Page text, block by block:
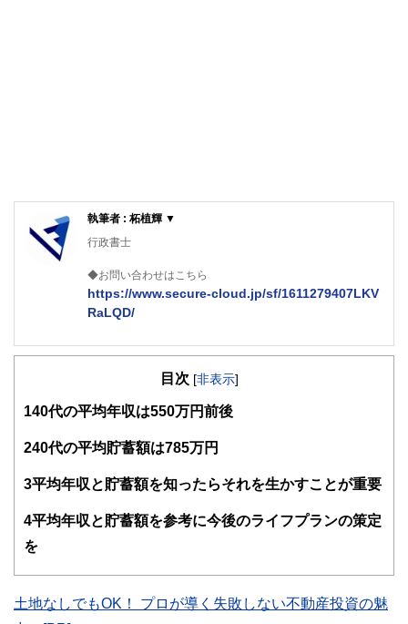
執筆者 : 柘植輝 ▼
行政書士
◆お問い合わせはこちら
https://www.secure-cloud.jp/sf/1611279407LKV
RaLQD/
２級ファイナンシャルプランナー
活かして活動を始める。
する傍ら、フリーライターとして精力的に活動中。広範な知
目次 [非表示]
1 40代の平均年収は550万円前後
240代の平均貯蓄額は785万円
3平均年収と貯蓄額を知ったらそれを生かすことが重要
4平均年収と貯蓄額を参考に今後のライフプランの策定
を
土地なしでもOK！ プロが導く失敗しない不動産投資の魅